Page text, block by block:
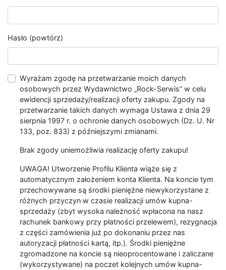
Hasło (powtórz)
Wyrażam zgodę na przetwarzanie moich danych
osobowych przez Wydawnictwo „Rock-Serwis” w celu
ewidencji sprzedaży/realizacji oferty zakupu. Zgody na
przetwarzanie takich danych wymaga Ustawa z dnia 29
sierpnia 1997 r. o ochronie danych osobowych (Dz. U. Nr
133, poz. 833) z późniejszymi zmianami.
Brak zgody uniemożliwia realizację oferty zakupu!
UWAGA! Utworzenie Profilu Klienta wiąże się z
automatycznym założeniem konta Klienta. Na koncie tym
przechowywane są środki pieniężne niewykorzystane z
różnych przyczyn w czasie realizacji umów kupna-
sprzedaży (zbyt wysoka należność wpłacona na nasz
rachunek bankowy przy płatności przelewem), rezygnacja
z części zamówienia już po dokonaniu przez nas
autoryzacji płatności kartą, itp.). Środki pieniężne
zgromadzone na koncie są nieoprocentowane i zaliczane
(wykorzystywane) na poczet kolejnych umów kupna-